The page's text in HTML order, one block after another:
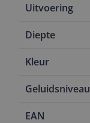
Uitvoering
Diepte
Kleur
Geluidsniveau
EAN